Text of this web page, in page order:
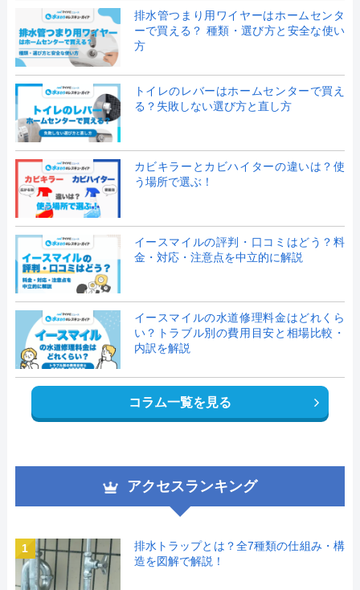
排水管つまり用ワイヤーはホームセンタ
ーで買える？ 種類・選び方と安全な使い
方
トイレのレバーはホームセンターで買え
る？失敗しない選び方と直し方
カビキラーとカビハイターの違いは？使
う場所で選ぶ！
イースマイルの評判・口コミはどう？料
金・対応・注意点を中立的に解説
イースマイルの水道修理料金はどれくら
い？トラブル別の費用目安と相場比較・
内訳を解説
コラム一覧を見る
アクセスランキング
1
排水トラップとは？全7種類の仕組み・構
造を図解で解説！